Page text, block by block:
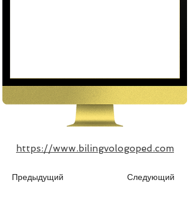
https://www.bilingvologoped.com
Предыдущий Следующий